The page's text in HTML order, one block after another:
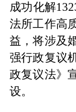
成功化解
法所工作高
益，将涉及
强行政复议
政复议法》
设。